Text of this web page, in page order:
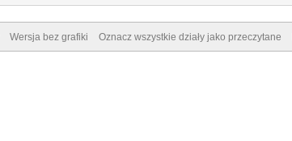
Wersja bez grafiki Oznacz wszystkie działy jako przeczytane